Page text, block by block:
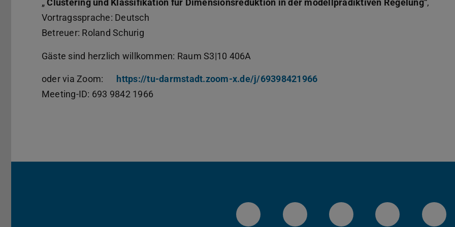
„Clustering und Klassifikation für Dimensionsreduktion in der modellprädiktiven Regelung“,
Vortragssprache: Deutsch
Betreuer: Roland Schurig
Gäste sind herzlich willkommen: Raum S3|10 406A
oder via Zoom:
https://tu-darmstadt.zoom-x.de/j/69398421966
Meeting-ID: 693 9842 1966
LinkedIn-Seite der TU Darmstadt
Instagram-Kanal der TU
Bluesky-Kanal der